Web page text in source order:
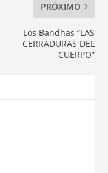
PRÓXIMO
Los Bandhas “LAS
CERRADURAS DEL
CUERPO”